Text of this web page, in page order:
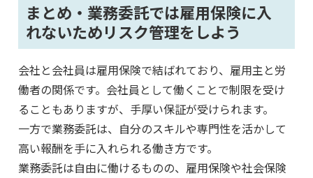
まとめ・業務委託では雇用保険に入
れないためリスク管理をしよう
会社と会社員は雇用保険で結ばれており、雇用主と労
働者の関係です。会社員として働くことで制限を受け
ることもありますが、手厚い保証が受けられます。
一方で業務委託は、自分のスキルや専門性を活かして
高い報酬を手に入れられる働き方です。
業務委託は自由に働けるものの、雇用保険や社会保険